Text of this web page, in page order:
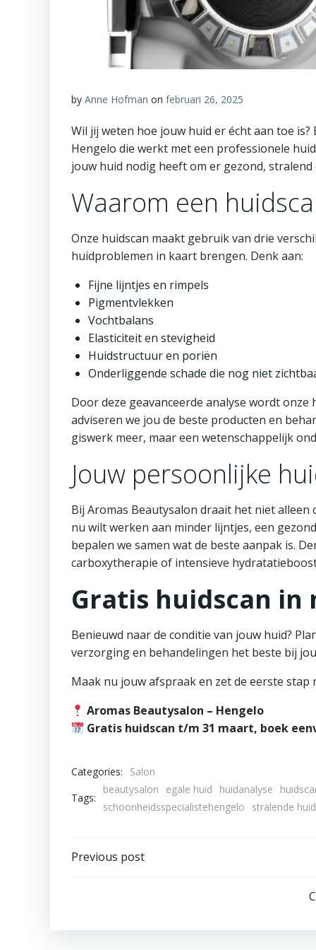
by Anne Hofman on februari 26, 2025
Wil jij weten hoe jouw huid er écht aan toe
Hengelo die werkt met een professionele
jouw huid nodig heeft om er gezond,
Waarom een
Onze huidscan maakt gebruik van drie
huidproblemen in kaart brengen. Denk aan:
Fijne lijntjes en rimpels
Pigmentvlekken
Vochtbalans
Elasticiteit en stevigheid
Huidstructuur en poriën
Onderliggende schade die nog niet
Door deze geavanceerde analyse wordt
adviseren we jou de beste producten en
giswerk meer, maar een wetenschappelijk
Jouw persoonlijke
Bij Aromas Beautysalon draait het niet
nu wilt werken aan minder lijntjes, een
bepalen we samen wat de beste aanpak is.
carboxytherapie of intensieve
Gratis huidscan in
Benieuwd naar de conditie van jouw huid?
verzorging en behandelingen het beste bij
Maak nu jouw afspraak en zet de eerste
Aromas Beautysalon – Hengelo
Gratis huidscan t/m 31 maart, boek
Categories:
Salon
Tags:
beautysalon egale huid huidanalyse
schoonheidsspecialistehengelo
stralende huid
Bericht
Previous post